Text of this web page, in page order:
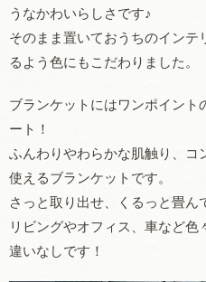
うなかわいらしさです♪
そのまま置いておうちのインテ
るよう色にもこだわりました。
ブランケットにはワンポイント
ート！
ふんわりやわらかな肌触り、コ
使えるブランケットです。
さっと取り出せ、くるっと畳ん
リビングやオフィス、車など
違いなしです！